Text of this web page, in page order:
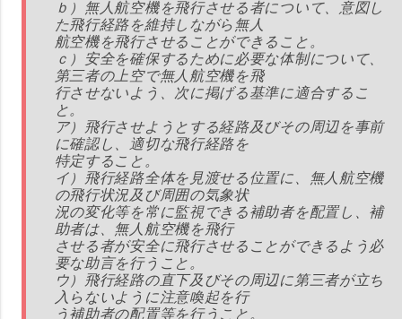
ｂ）無人航空機を飛行させる者について、意図し
た飛行経路を維持しながら無人
航空機を飛行させることができること。
ｃ）安全を確保するために必要な体制について、
第三者の上空で無人航空機を飛
行させないよう、次に掲げる基準に適合するこ
と。
ア）飛行させようとする経路及びその周辺を事前
に確認し、適切な飛行経路を
特定すること。
イ）飛行経路全体を見渡せる位置に、無人航空機
の飛行状況及び周囲の気象状
況の変化等を常に監視できる補助者を配置し、補
助者は、無人航空機を飛行
させる者が安全に飛行させることができるよう必
要な助言を行うこと。
ウ）飛行経路の直下及びその周辺に第三者が立ち
入らないように注意喚起を行
う補助者の配置等を行うこと。